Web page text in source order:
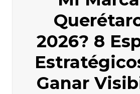
2026? 8
Ganar